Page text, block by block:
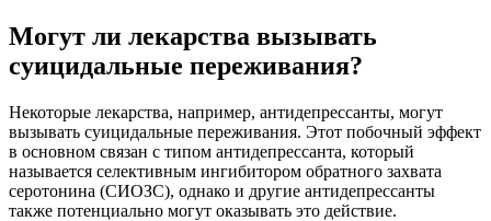
Могут ли лекарства вызывать
суицидальные переживания?
Некоторые лекарства, например, антидепрессанты, могут
вызывать суицидальные переживания. Этот побочный эффект
в основном связан с типом антидепрессанта, который
называется селективным ингибитором обратного захвата
серотонина (СИОЗС), однако и другие антидепрессанты
также потенциально могут оказывать это действие.